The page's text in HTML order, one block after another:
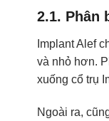
2.1. Phân
Implant Alef
và nhỏ hơn.
xuống cổ trụ
Ngoài ra,